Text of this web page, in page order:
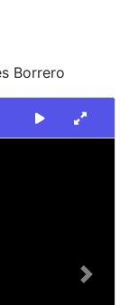
Borrero
Next